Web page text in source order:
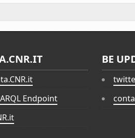
Endpoint
BE